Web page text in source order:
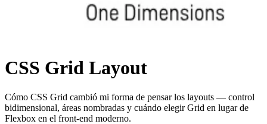
CSS Grid Layout
Cómo CSS Grid cambió mi forma de pensar los layouts — control
bidimensional, áreas nombradas y cuándo elegir Grid en lugar de
Flexbox en el front-end moderno.